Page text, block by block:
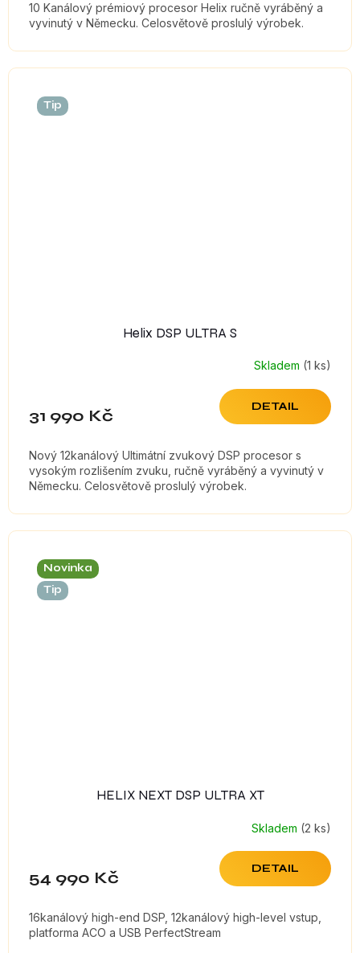
10 Kanálový prémiový procesor Helix ručně vyráběný a
vyvinutý v Německu. Celosvětově proslulý výrobek.
Tip
Helix DSP ULTRA S
Skladem (1 ks)
31 990 Kč DETAIL
Nový 12kanálový Ultimátní zvukový DSP procesor s
vysokým rozlišením zvuku, ručně vyráběný a vyvinutý v
Německu. Celosvětově proslulý výrobek.
Novinka
Tip
HELIX NEXT DSP ULTRA XT
Skladem (2 ks)
54 990 Kč DETAIL
16kanálový high-end DSP, 12kanálový high-level vstup,
platforma ACO a USB PerfectStream